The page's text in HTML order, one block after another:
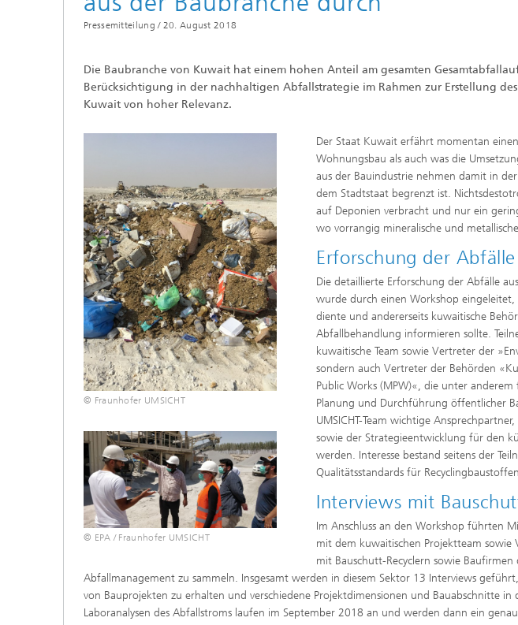
Pressemitteilung / 20. August 2018
Die Baubranche von Kuwait hat einem hohen Anteil am gesamten
Berücksichtigung in der nachhaltigen Abfallstrategie im Rahmen zur Erstellung
Kuwait von hoher Relevanz.
© Fraunhofer UMSICHT
© EPA / Fraunhofer UMSICHT
Der Staat Kuwait erfährt momentan
Wohnungsbau als auch was die
aus der Bauindustrie nehmen damit in
dem Stadtstaat begrenzt ist.
auf Deponien verbracht und nur ein
wo vorrangig mineralische und
Erforschung der
Die detaillierte Erforschung der Abfälle
wurde durch einen Workshop
diente und andererseits kuwaitische
Abfallbehandlung informieren sollte.
kuwaitische Team sowie Vertreter der
sondern auch Vertreter der Behörden
Public Works (MPW)«, die unter
Planung und Durchführung öffentlicher
UMSICHT-Team wichtige
sowie der Strategieentwicklung für den
werden. Interesse bestand seitens der
Qualitätsstandards für
Interviews mit
Im Anschluss an den Workshop führten
mit dem kuwaitischen Projektteam sowie
mit Bauschutt-Recyclern sowie
Abfallmanagement zu sammeln. Insgesamt werden in diesem Sektor 13 Interviews
von Bauprojekten zu erhalten und verschiedene Projektdimensionen und Bauabschnitte
Laboranalysen des Abfallstroms laufen im September 2018 an und werden dann ein